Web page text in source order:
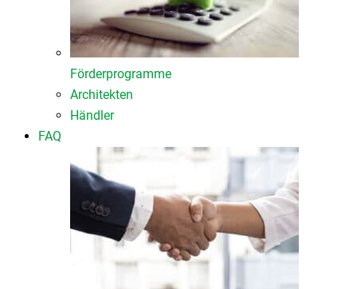
Förderprogramme
Architekten
Händler
FAQ